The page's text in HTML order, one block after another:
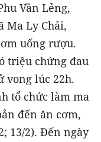
Vần Lẻng,
Ma Ly Chải,
uống rượu.
triệu chứng đau
vong lúc 22h.
tổ chức làm ma
đến ăn cơm,
13/2). Đến ngày